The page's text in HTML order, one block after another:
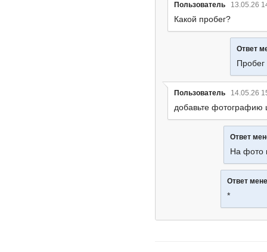
Пользователь 13.05.26
Какой пробег?
Ответ
Пробег
Пользователь 14.05.26
добавьте фотографию
Ответ
На
Ответ
*